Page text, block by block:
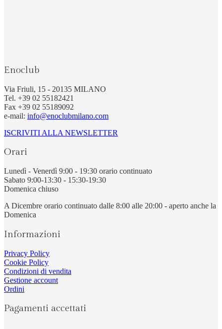
Enoclub
Via Friuli, 15 - 20135 MILANO
Tel. +39 02 55182421
Fax +39 02 55189092
e-mail: info@enoclubmilano.com
ISCRIVITI ALLA NEWSLETTER
Orari
Lunedì - Venerdì 9:00 - 19:30 orario continuato
Sabato 9:00-13:30 - 15:30-19:30
Domenica chiuso
A Dicembre orario continuato dalle 8:00 alle 20:00 - aperto anche la
Domenica
Informazioni
Privacy Policy
Cookie Policy
Condizioni di vendita
Gestione account
Ordini
Pagamenti accettati